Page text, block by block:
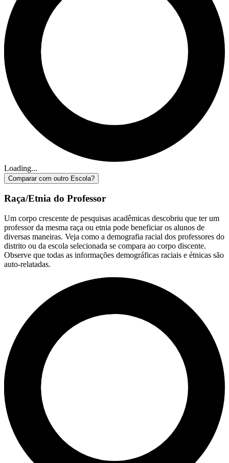
Loading...
Comparar com outro Escola?
Raça/Etnia do Professor
Um corpo crescente de pesquisas acadêmicas descobriu que ter um
professor da mesma raça ou etnia pode beneficiar os alunos de
diversas maneiras. Veja como a demografia racial dos professores do
distrito ou da escola selecionada se compara ao corpo discente.
Observe que todas as informações demográficas raciais e étnicas são
auto-relatadas.